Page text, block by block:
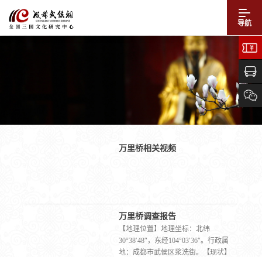
导航
万里桥相关视频
万里桥调查报告
【地理位置】地理坐标：北纬
30°38′48″，东经104°03′36″。行政属
地：成都市武侯区浆洗街。【现状】